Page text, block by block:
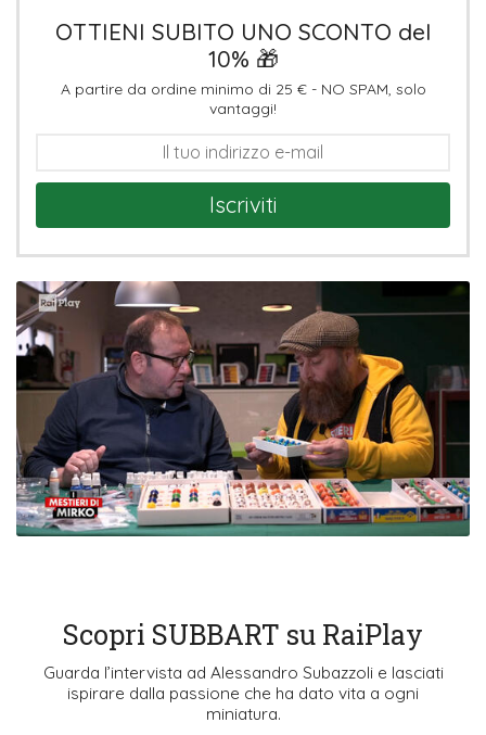
OTTIENI SUBITO UNO SCONTO del
10% 🎁
A partire da ordine minimo di 25 € - NO SPAM, solo
vantaggi!
Iscriviti
Scopri SUBBART su RaiPlay
Guarda l’intervista ad Alessandro Subazzoli e lasciati
ispirare dalla passione che ha dato vita a ogni
miniatura.